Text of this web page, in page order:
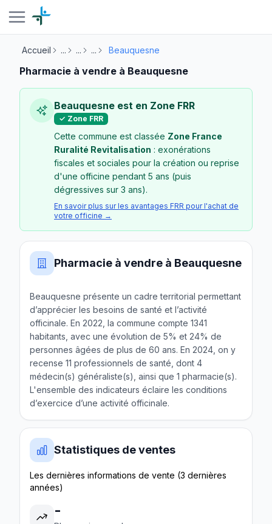
Accueil ... ... ... Beauquesne
Pharmacie à vendre à Beauquesne
Beauquesne est en Zone FRR
✓ Zone FRR
Cette commune est classée Zone France
Ruralité Revitalisation : exonérations
fiscales et sociales pour la création ou reprise
d'une officine pendant 5 ans (puis
dégressives sur 3 ans).
En savoir plus sur les avantages FRR pour l'achat de
votre officine →
Pharmacie à vendre à Beauquesne
Beauquesne présente un cadre territorial permettant
d’apprécier les besoins de santé et l’activité
officinale. En 2022, la commune compte 1341
habitants, avec une évolution de 5% et 24% de
personnes âgées de plus de 60 ans. En 2024, on y
recense 11 professionnels de santé, dont 4
médecin(s) généraliste(s), ainsi que 1 pharmacie(s).
L'ensemble des indicateurs éclaire les conditions
d’exercice d’une activité officinale.
Statistiques de ventes
Les dernières informations de vente (3 dernières
années)
-